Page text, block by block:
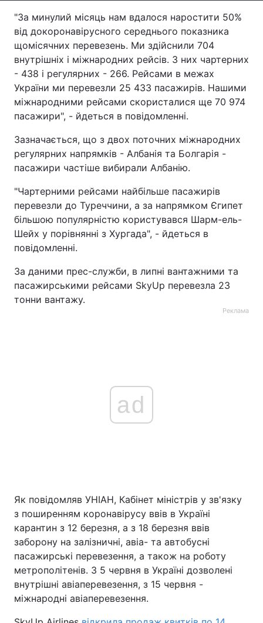
Тема оформлення
"За минулий місяць нам вдалося наростити 50%
від докоронавірусного середнього показника
щомісячних перевезень. Ми здійснили 704
внутрішніх і міжнародних рейсів. З них чартерних
- 438 і регулярних - 266. Рейсами в межах
України ми перевезли 25 433 пасажирів. Нашими
міжнародними рейсами скористалися ще 70 974
пасажири", - йдеться в повідомленні.
Зазначається, що з двох поточних міжнародних
регулярних напрямків - Албанія та Болгарія -
пасажири частіше вибирали Албанію.
"Чартерними рейсами найбільше пасажирів
перевезли до Туреччини, а за напрямком Єгипет
більшою популярністю користувався Шарм-ель-
Шейх у порівнянні з Хургада", - йдеться в
повідомленні.
За даними прес-служби, в липні вантажними та
пасажирськими рейсами SkyUp перевезла 23
тонни вантажу.
Реклама
ad
Як повідомляв УНІАН, Кабінет міністрів у зв'язку
з поширенням коронавірусу ввів в Україні
карантин з 12 березня, а з 18 березня ввів
заборону на залізничні, авіа- та автобусні
пасажирські перевезення, а також на роботу
метрополітенів. З 5 червня в Україні дозволені
внутрішні авіаперевезення, з 15 червня -
міжнародні авіаперевезення.